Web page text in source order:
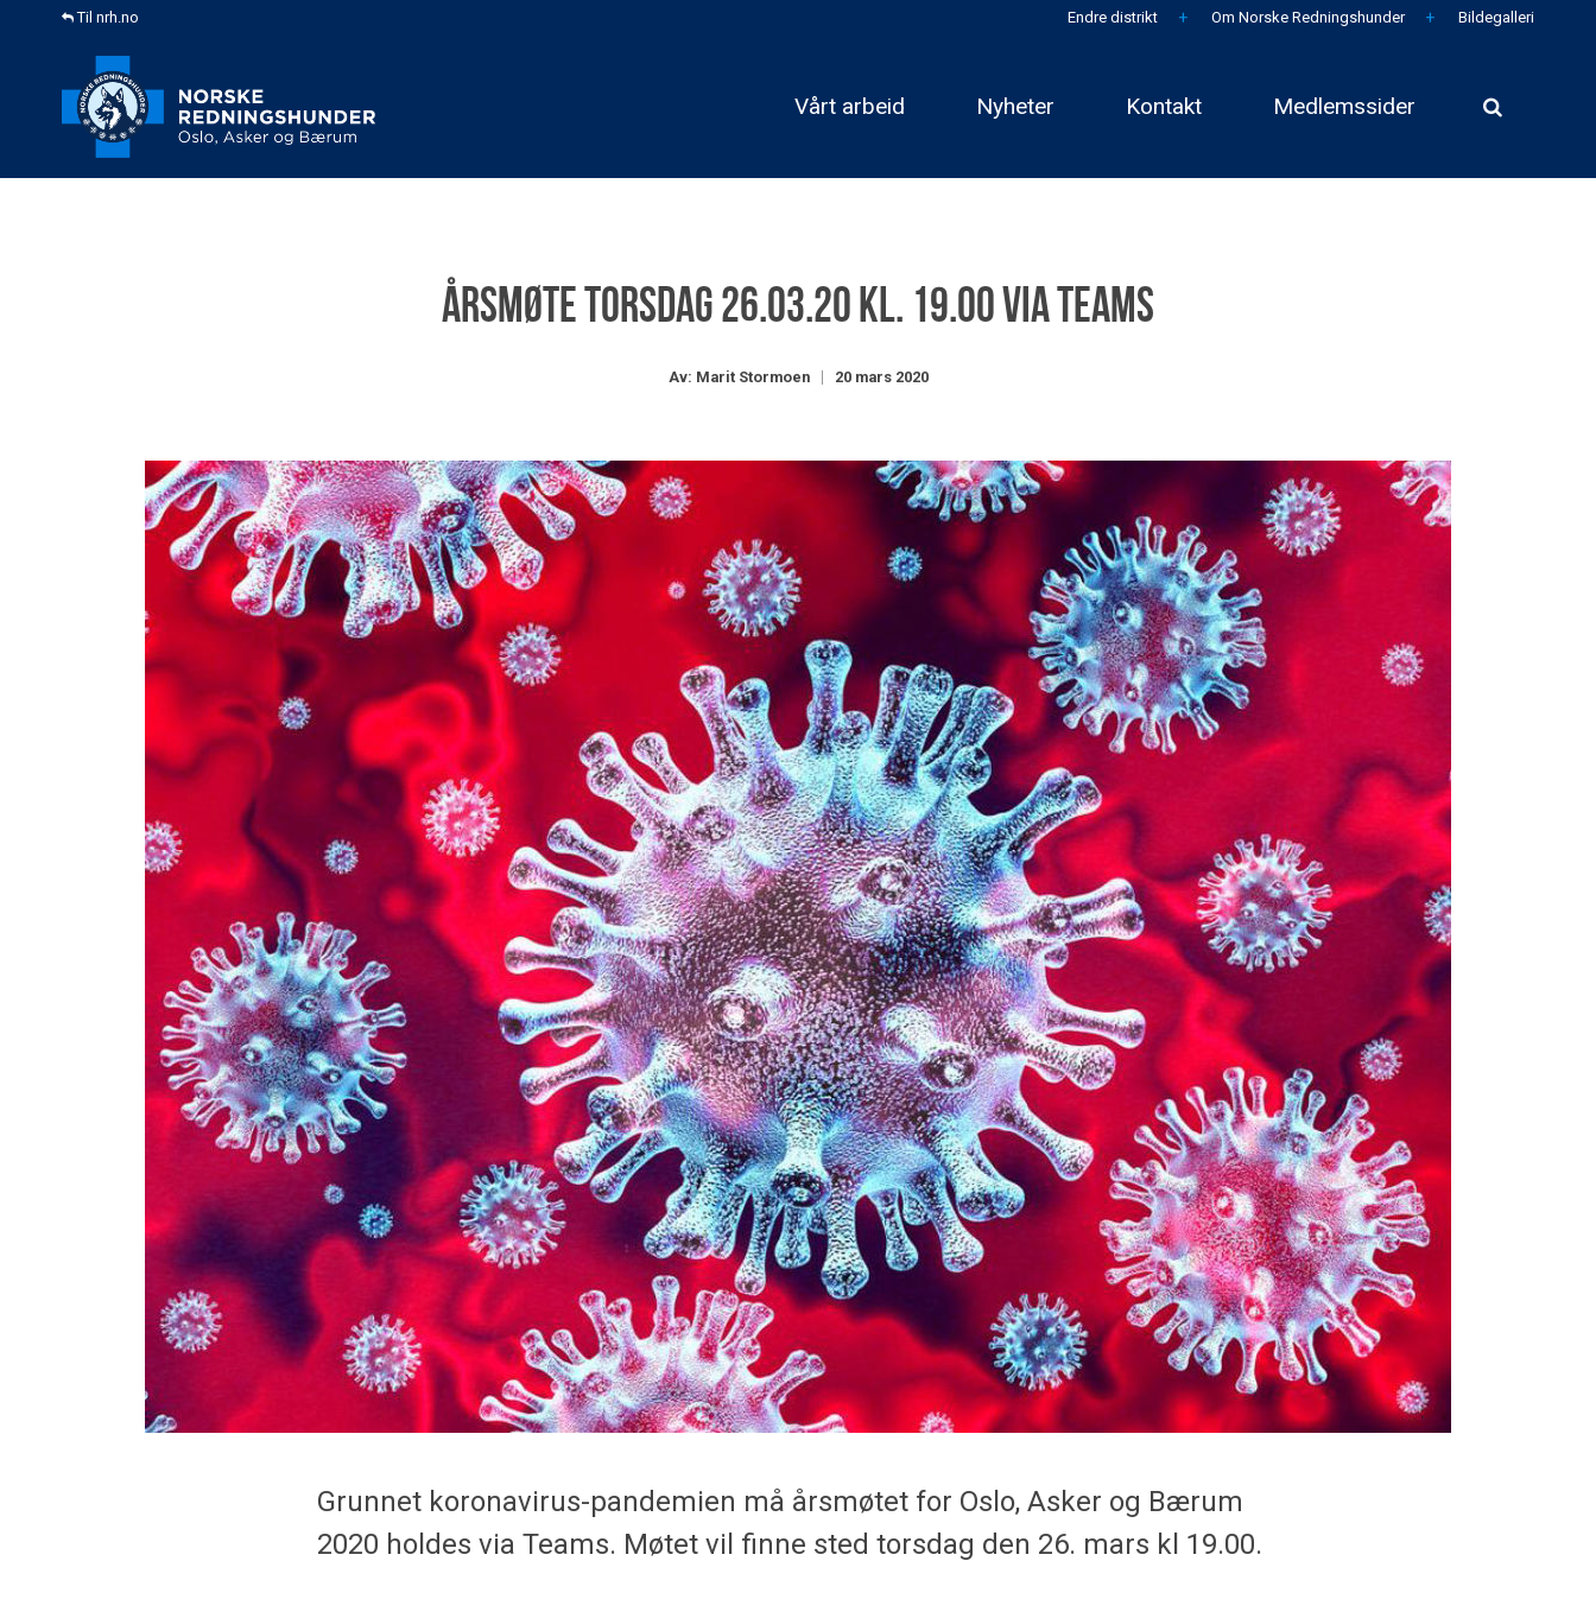
Til nrh.no Endre distrikt Om Norske Redningshunder Bildegalleri
Vårt arbeid Nyheter Kontakt Medlemssider
Årsmøte torsdag 26.03.20 kl. 19.00 via Teams
Av: Marit Stormoen 20 mars 2020
Grunnet koronavirus-pandemien må årsmøtet for Oslo, Asker og Bærum
2020 holdes via Teams. Møtet vil finne sted torsdag den 26. mars kl 19.00.